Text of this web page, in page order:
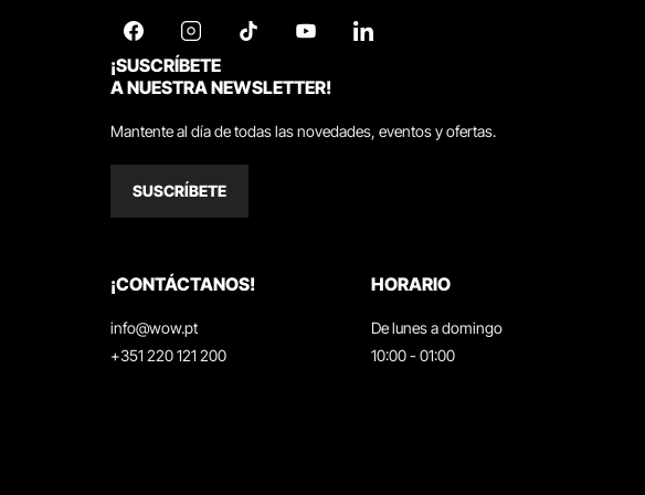
¡SUSCRÍBETE
A NUESTRA NEWSLETTER!
Mantente al día de todas las novedades, eventos y ofertas.
SUSCRÍBETE
¡CONTÁCTANOS!
info@wow.pt
+351 220 121 200
HORARIO
De lunes a domingo
10:00 - 01:00